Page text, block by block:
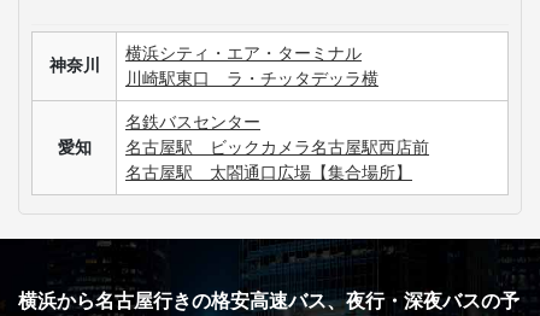
神奈川
横浜シティ・エア・ターミナル
川崎駅東口 ラ・チッタデッラ横
愛知
名鉄バスセンター
名古屋駅 ビックカメラ名古屋駅西店前
名古屋駅 太閤通口広場【集合場所】
横浜から名古屋行きの格安高速バス、夜行・深夜バスの予